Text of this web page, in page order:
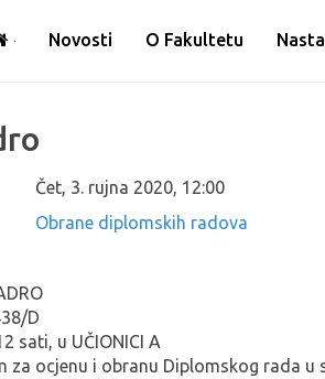
Novosti O Fakultetu
Čet, 3. rujna 2020 12:00
Obrane diplomskih radova
D
sati, u UČIONICI A
za ocjenu i obranu Diplomskog rada u